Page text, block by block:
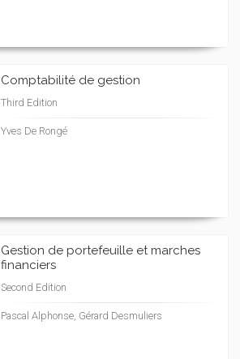
Comptabilité de gestion
Third Edition
Yves De Rongé
Gestion de portefeuille et marches
financiers
Second Edition
Pascal Alphonse, Gérard Desmuliers